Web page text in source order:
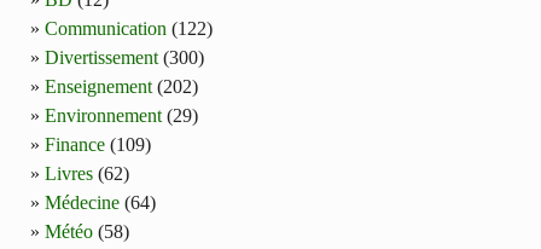
Communication (122)
Divertissement (300)
Enseignement (202)
Environnement (29)
Finance (109)
Livres (62)
Médecine (64)
Météo (58)